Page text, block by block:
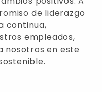
de liderazgo
continua,
empleados,
nosotros en este